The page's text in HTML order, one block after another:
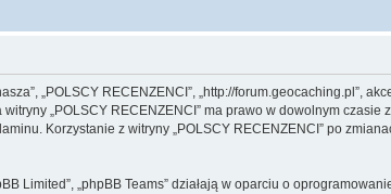
„POLSCY RECENZENCI”, „http://forum.geocaching.pl”,
„POLSCY RECENZENCI” ma prawo w dowolnym
Korzystanie z witryny „POLSCY RECENZENCI” po
Limited”, „phpBB Teams” działają w oparciu o